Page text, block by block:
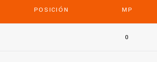
POSICIÓN MP
0